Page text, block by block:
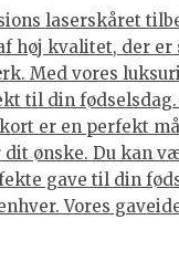
laserskåret
høj kvalitet, der er
Med vores
til din
er en perfekt
ønske. Du kan
gave til din
Vores